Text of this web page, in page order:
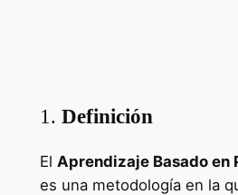
1. Definición
El Aprendizaje Basado en
es una metodología en la